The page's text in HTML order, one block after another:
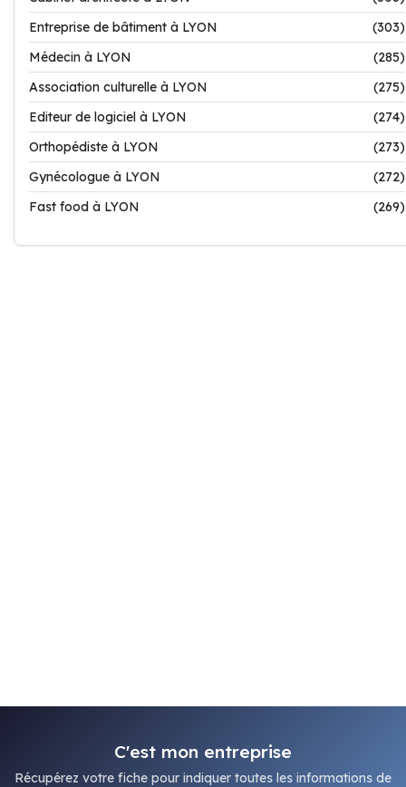
Entreprise de bâtiment à LYON
(303)
Médecin à LYON
(285)
Association culturelle à LYON
(275)
Editeur de logiciel à LYON
(274)
Orthopédiste à LYON
(273)
Gynécologue à LYON
(272)
Fast food à LYON
(269)
C'est mon entreprise
Récupérez votre fiche pour indiquer toutes les informations de